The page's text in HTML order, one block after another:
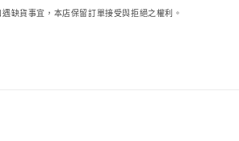
缺貨事宜，本店保留訂單接受與拒絕之權利。